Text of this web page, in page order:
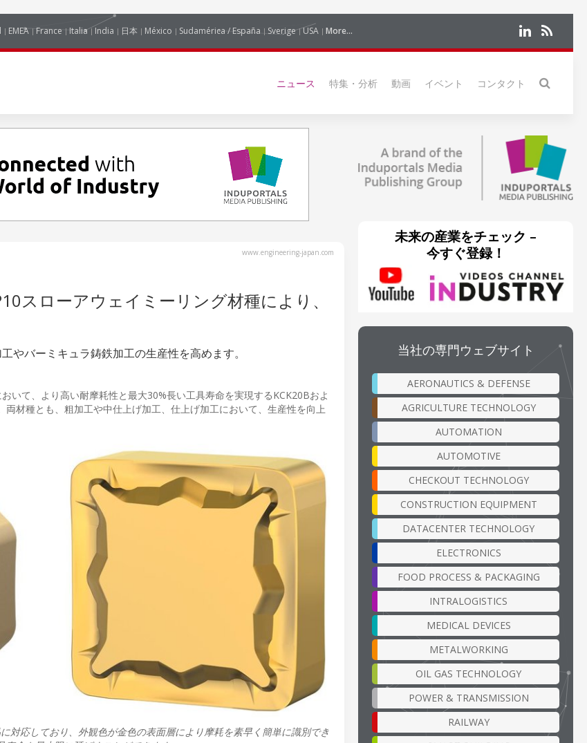
EMEA France Italia India 日本 México Sudamérica / España Sverige USA More...
ニュース 特集・分析 動画 イベント コンタクト
www.engineering-japan.com
スローアウェイミーリング材種により、
やバーミキュラ鋳鉄加工の生産性を高めます。
いて、より高い耐摩耗性と最大30%長い工具寿命を実現するKCK20Bおよ
材種とも、粗加工や中仕上げ加工、仕上げ加工において、生産性を向上
対応しており、外観色が金色の表面層により摩耗を素早く簡単に識別でき
未来の産業をチェック –
今すぐ登録！
当社の専門ウェブサイト
AERONAUTICS & DEFENSE
AGRICULTURE TECHNOLOGY
AUTOMATION
AUTOMOTIVE
CHECKOUT TECHNOLOGY
CONSTRUCTION EQUIPMENT
DATACENTER TECHNOLOGY
ELECTRONICS
FOOD PROCESS & PACKAGING
INTRALOGISTICS
MEDICAL DEVICES
METALWORKING
OIL GAS TECHNOLOGY
POWER & TRANSMISSION
RAILWAY